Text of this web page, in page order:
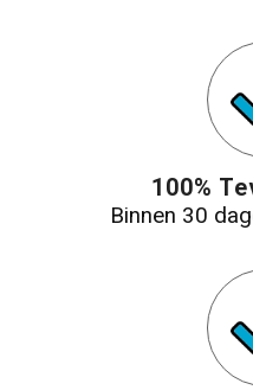
100%
Binnen 30